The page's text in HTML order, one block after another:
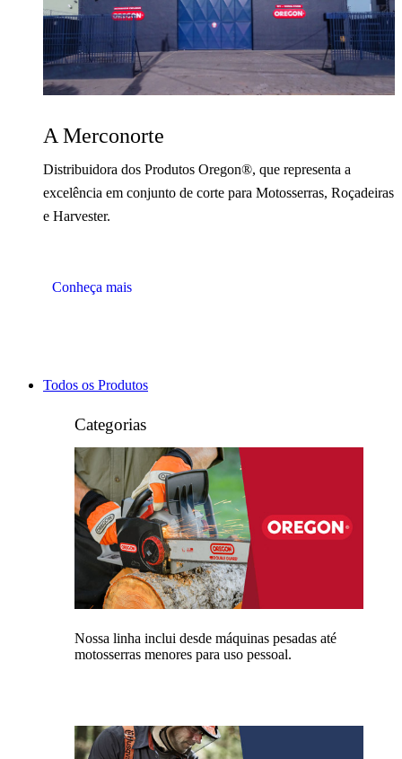
A Merconorte
Distribuidora dos Produtos Oregon®, que representa a
excelência em conjunto de corte para Motosserras, Roçadeiras
e Harvester.
Conheça mais
Todos os Produtos
Categorias
Nossa linha inclui desde máquinas pesadas até
motosserras menores para uso pessoal.